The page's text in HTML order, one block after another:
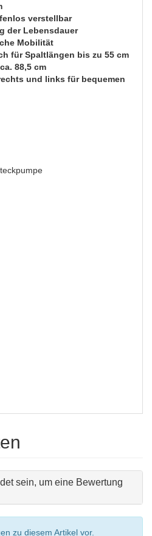
verstellbar
der Lebensdauer
Mobilität
für Spaltlängen bis zu 55 cm
88,5 cm
und links für bequemen
sein, um eine Bewertung
zu diesem Artikel vor.